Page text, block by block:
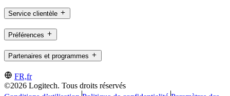
Service clientèle
Préférences
Partenaires et programmes
FR,fr
©2026 Logitech. Tous droits réservés